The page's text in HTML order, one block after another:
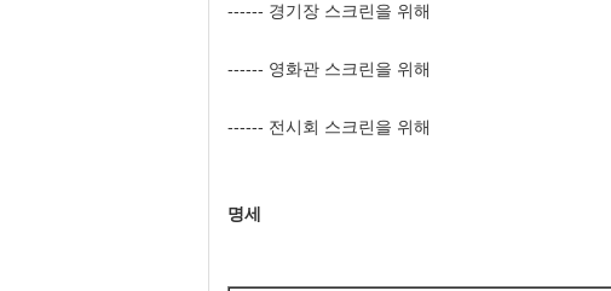
------ 경기장 스크린을 위해
------ 영화관 스크린을 위해
------ 전시회 스크린을 위해
명세